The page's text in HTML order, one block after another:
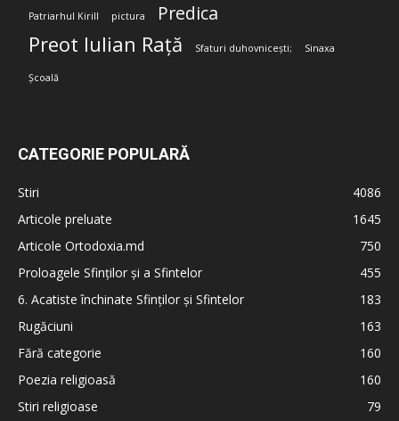
Patriarhul Kirill pictura Predica
Preot Iulian Rață Sfaturi duhovnicești; Sinaxa
Școală
CATEGORIE POPULARĂ
Stiri
4086
Articole preluate
1645
Articole Ortodoxia.md
750
Proloagele Sfinților și a Sfintelor
455
6. Acatiste închinate Sfinților și Sfintelor
183
Rugăciuni
163
Fără categorie
160
Poezia religioasă
160
Stiri religioase
79